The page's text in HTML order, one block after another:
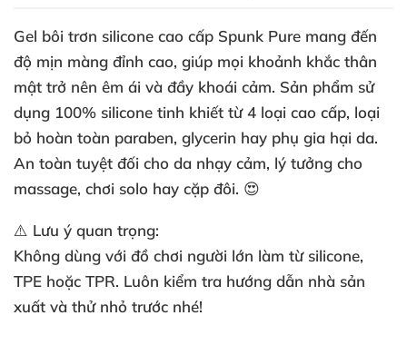
Gel bôi trơn silicone cao cấp Spunk Pure mang đến
độ mịn màng đỉnh cao, giúp mọi khoảnh khắc thân
mật trở nên êm ái và đầy khoái cảm. Sản phẩm sử
dụng 100% silicone tinh khiết từ 4 loại cao cấp, loại
bỏ hoàn toàn paraben, glycerin hay phụ gia hại da.
An toàn tuyệt đối cho da nhạy cảm, lý tưởng cho
massage, chơi solo hay cặp đôi. 😍
⚠️ Lưu ý quan trọng:
Không dùng với đồ chơi người lớn làm từ silicone,
TPE hoặc TPR. Luôn kiểm tra hướng dẫn nhà sản
xuất và thử nhỏ trước nhé!